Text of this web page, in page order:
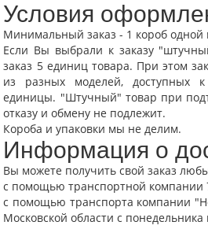
Компания
Калькулятора доставки
Деловые Линии
Размерная сетка
Контакты
Обратная связь
Вопрос-Ответ
Условия
Минимальный заказ - 1 короб одной
Если Вы выбрали к заказу
заказ 5 единиц товара. При этом
из разных моделей, доступных
единицы. "Штучный" товар при
отказу и обмену не подлежит.
Короба и упаковки мы не делим.
Информация о
Вы можете получить свой заказ
с помощью транспортной компании
с помощью транспорта компании
Московской области с